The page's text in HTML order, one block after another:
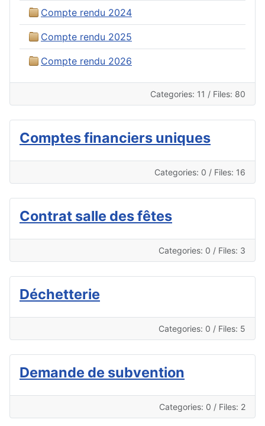
Compte rendu 2024
Compte rendu 2025
Compte rendu 2026
Categories: 11 / Files: 80
Comptes financiers uniques
Categories: 0 / Files: 16
Contrat salle des fêtes
Categories: 0 / Files: 3
Déchetterie
Categories: 0 / Files: 5
Demande de subvention
Categories: 0 / Files: 2